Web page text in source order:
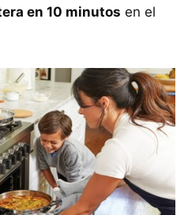
en 10 minutos en el